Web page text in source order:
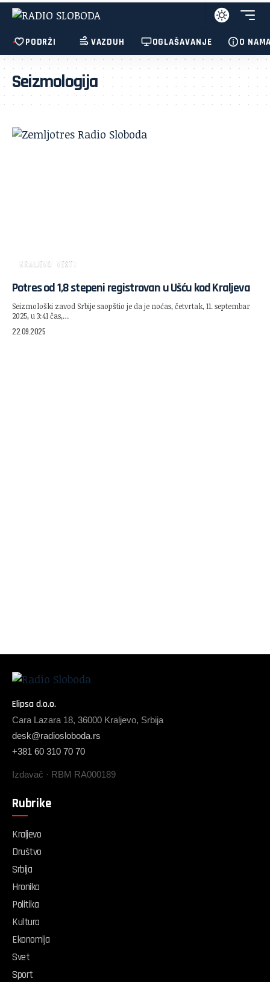
PODRŽI VAZDUH OGLAŠAVANJE O
Seizmologija
KRALJEVO VESTI
Potres od 1,8 stepeni registrovan u Ušću kod Kraljeva
Seizmološki zavod Srbije saopštio je da je noćas, četvrtak, 11. septembar
2025, u 3:41 čas,…
22.09.2025
Elipsa d.o.o.
Cara Lazara 18, 36000 Kraljevo, Srbija
desk@radiosloboda.rs
+381 60 310 70 70
Izdavač · RBM RA000189
Rubrike
Kraljevo
Društvo
Srbija
Hronika
Politika
Kultura
Ekonomija
Svet
Sport